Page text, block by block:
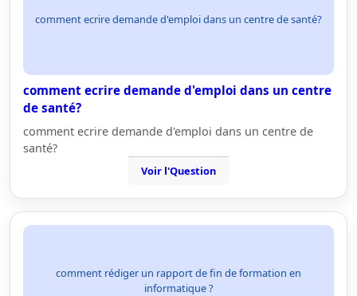
comment ecrire demande d'emploi dans un centre de santé?
comment ecrire demande d'emploi dans un centre
de santé?
comment ecrire demande d'emploi dans un centre de
santé?
Voir l'Question
comment rédiger un rapport de fin de formation en
informatique ?